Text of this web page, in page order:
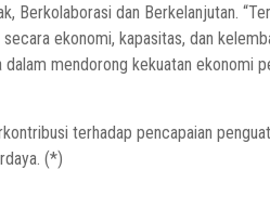
Berkolaborasi dan Berkelanjutan.
ekonomi, kapasitas, dan
mendorong kekuatan ekonomi
terhadap pencapaian
(*)